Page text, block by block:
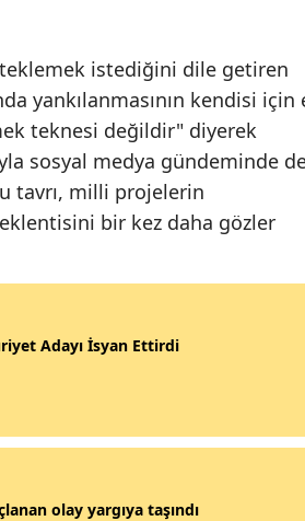
istediğini dile getiren
yankılanmasının kendisi için
teknesi değildir" diyerek
sosyal medya gündeminde
tavrı, milli projelerin
bir kez daha gözler
Adayı İsyan Ettirdi
olay yargıya taşındı